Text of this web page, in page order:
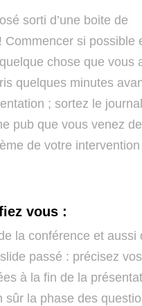
sorti d’une boite de
Commencer si possible
chose que vous
quelques minutes
; sortez le
pub que vous venez
de votre
vous :
la conférence et aussi
passé : précisez vos
à la fin de la
sûr la phase des